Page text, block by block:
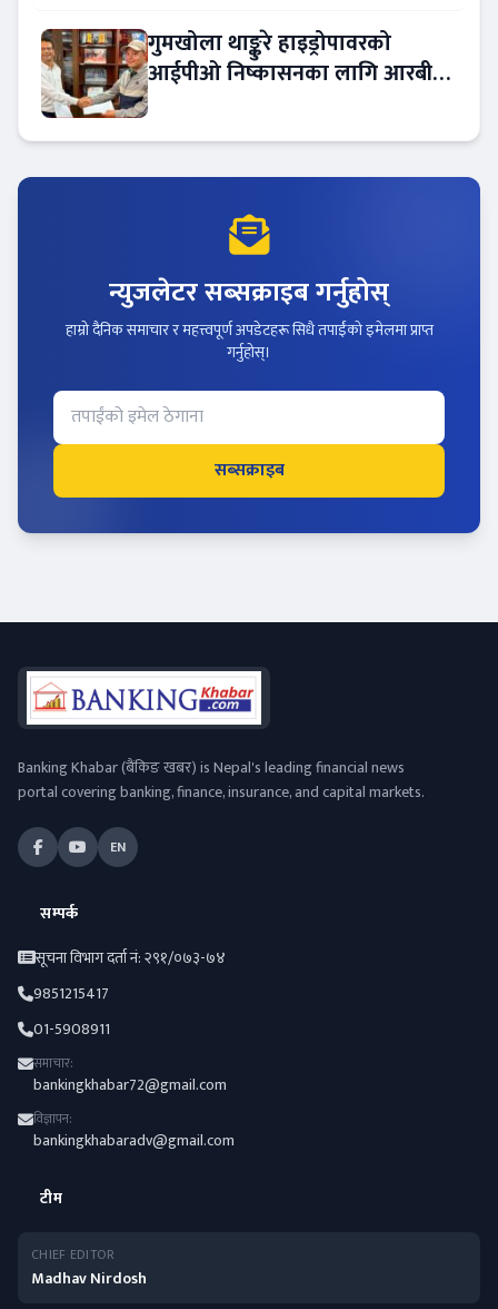
गुमखोला थाङ्कुरे हाइड्रोपावरको
आईपीओ निष्कासनका लागि आरबीबी
न्युजलेटर सब्सक्राइब गर्नुहोस्
हाम्रो दैनिक समाचार र महत्त्वपूर्ण अपडेटहरू सिधै तपाईंको इमेलमा प्राप्त
गर्नुहोस्।
सब्सक्राइब
Banking Khabar (बैंकिङ खबर) is Nepal's leading financial news
portal covering banking, finance, insurance, and capital markets.
EN
सम्पर्क
सूचना विभाग दर्ता नं: २९१/०७३-७४
9851215417
01-5908911
समाचार:
bankingkhabar72@gmail.com
विज्ञापन:
bankingkhabaradv@gmail.com
टीम
CHIEF EDITOR
Madhav Nirdosh